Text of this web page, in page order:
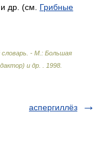
др. (см. Грибные
словарь. - М.: Большая
и др. 1998
аспергиллёз